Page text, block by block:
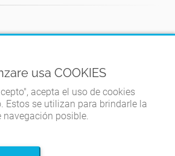
usa COOKIES
acepta el uso de cookies
Estos se utilizan para brindarle la
navegación posible.